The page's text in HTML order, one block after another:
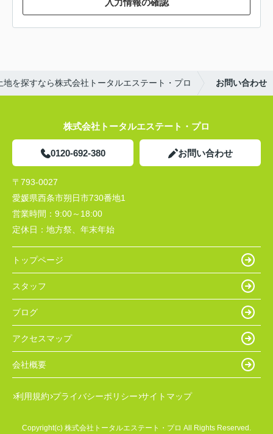
地を探すなら株式会社トータルエステート・プロ お問い合わせ
株式会社トータルエステート・プロ
0120-692-380 お問い合わせ
〒793-0027
愛媛県西条市朔日市730番地1
営業時間： 9:00～18:00
定休日： 地方祭、年末年始
トップページ
スタッフ
ブログ
アクセスマップ
会社概要
利用規約 プライバシーポリシー サイトマップ
Copyright(c) 株式会社トータルエステート・プロ All Rights Reserved.